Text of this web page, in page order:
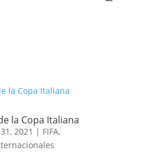
la Copa Italiana
2021 | FIFA,